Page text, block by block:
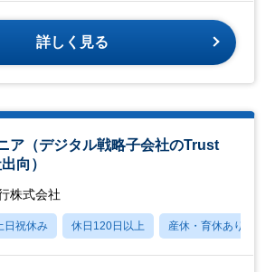
詳しく見る
ア（デジタル戦略子会社のTrust
向）
株式会社
日祝休み 休日120日以上 産休・育休あり